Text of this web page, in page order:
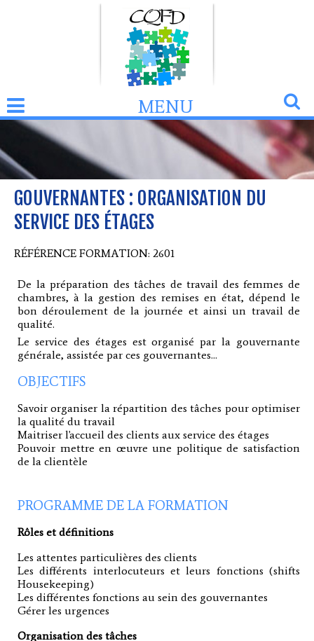
MENU
GOUVERNANTES : ORGANISATION DU
SERVICE DES ÉTAGES
RÉFÉRENCE FORMATION: 2601
De la préparation des tâches de travail des femmes de
chambres, à la gestion des remises en état, dépend le
bon déroulement de la journée et ainsi un travail de
qualité.
Le service des étages est organisé par la gouvernante
générale, assistée par ces gouvernantes...
OBJECTIFS
Savoir organiser la répartition des tâches pour optimiser
la qualité du travail
Maitriser l'accueil des clients aux service des étages
Pouvoir mettre en œuvre une politique de satisfaction
de la clientèle
PROGRAMME DE LA FORMATION
Rôles et définitions
Les attentes particulières des clients
Les différents interlocuteurs et leurs fonctions (shifts
Housekeeping)
Les différentes fonctions au sein des gouvernantes
Gérer les urgences
Organisation des tâches